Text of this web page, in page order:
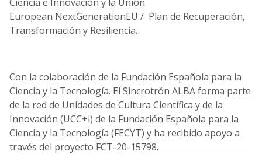
European NextGenerationEU / Plan de Recuperación,
Transformación y Resiliencia.
Con la colaboración de la Fundación Española para la
Ciencia y la Tecnología. El Sincrotrón ALBA forma parte
de la red de Unidades de Cultura Científica y de la
Innovación (UCC+i) de la Fundación Española para la
Ciencia y la Tecnología (FECYT) y ha recibido apoyo a
través del proyecto FCT-20-15798.